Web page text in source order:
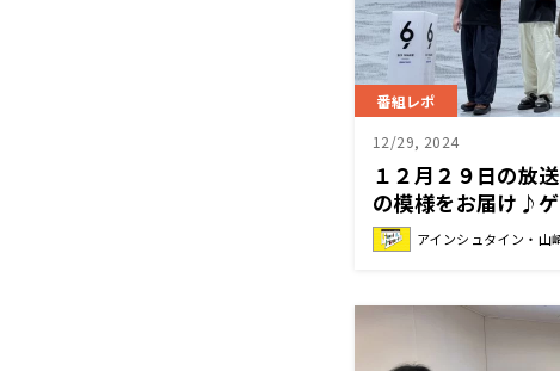
番組レポ
12/29, 2024
１２月２９日の放
の模様をお届け♪
ん！特別コーナー
年』『アインシュタ
アインシュタイン・